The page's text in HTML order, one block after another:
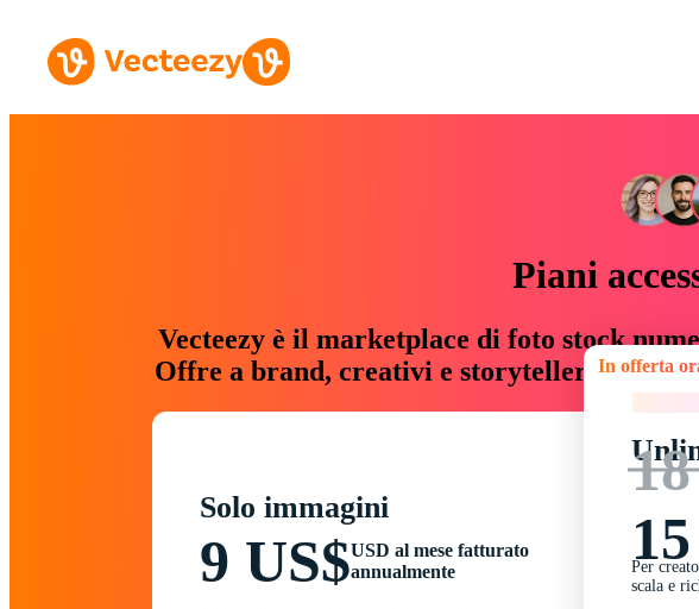
Piani
Vecteezy è il marketplace di foto stock
Offre a brand, creativi e storyteller risorse
Solo immagini
9 US$USD al mese fatturato
annualmente
In offerta ora!
Per
scala e